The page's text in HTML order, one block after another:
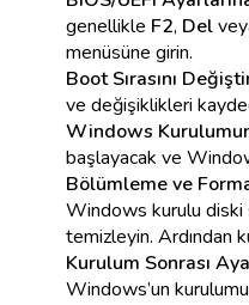
genellikle F2, Del
menüsüne girin.
Boot Sırasını
ve değişiklikleri
Windows
başlayacak ve
Bölümleme ve
Windows kurulu diski
temizleyin. Ardından
Kurulum Sonrası
Windows’un